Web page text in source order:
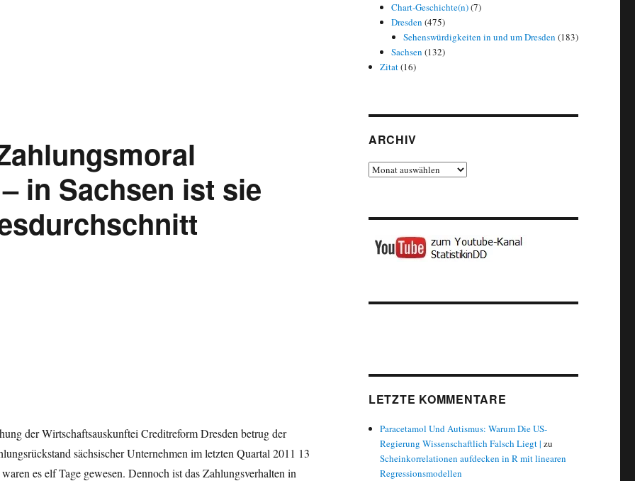
in Sachsen ist sie
der Wirtschaftsauskunftei Creditreform Dresden betrug der
sächsischer Unternehmen im letzten Quartal 2011 13
es elf Tage gewesen. Dennoch ist das Zahlungsverhalten in
Chart-Geschichte(n)(7)
Dresden (475)
Sehenswürdigkeiten in und um Dresden (183)
Sachsen (132)
Zitat(16)
ARCHIV
Archiv
LETZTE KOMMENTARE
Paracetamol Und Autismus: Warum Die US-
Regierung Wissenschaftlich Falsch Liegt | zu
Scheinkorrelationen aufdecken in R mit linearen
Regressionsmodellen